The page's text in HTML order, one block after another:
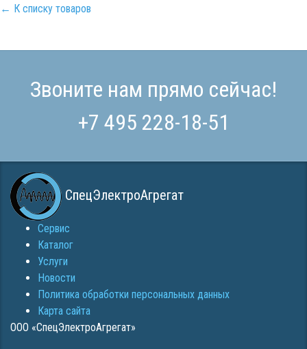
← К списку товаров
Звоните нам прямо сейчас!
+7 495 228-18-51
СпецЭлектроАгрегат
Сервис
Каталог
Услуги
Новости
Политика обработки персональных данных
Карта сайта
ООО «СпецЭлектроАгрегат»